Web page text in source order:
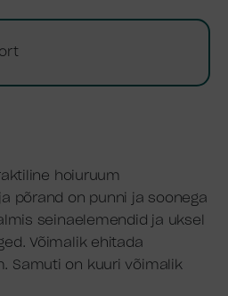
hoiuruum
põrand on punni ja soonega
seinaelemendid ja uksel
Võimalik ehitada
Samuti on kuuri võimalik